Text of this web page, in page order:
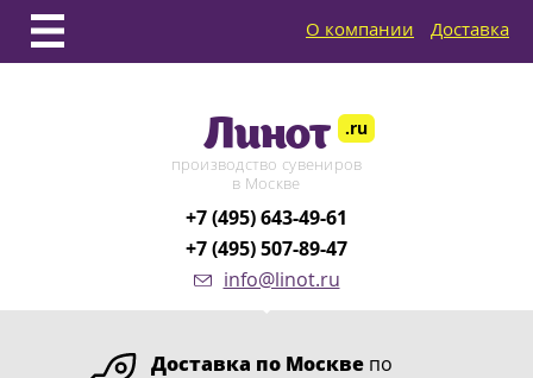
О компании Доставка
Линот .ru
производство сувениров
в Москве
+7 (495) 643-49-61
+7 (495) 507-89-47
info@linot.ru
Доставка по Москве по